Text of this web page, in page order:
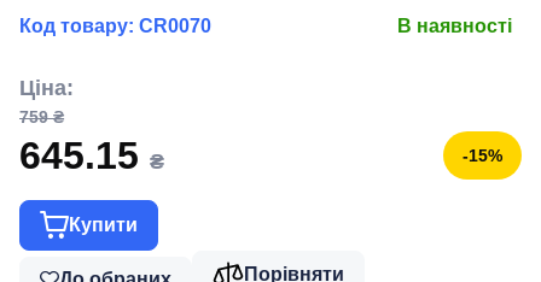
Код товару: CR0070 В наявності
Ціна:
759 ₴
645.15 ₴ -15%
Купити
Порівняти